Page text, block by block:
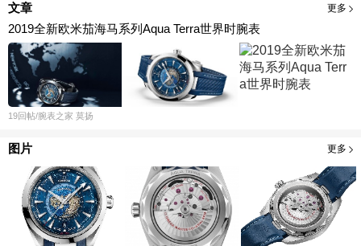
文章 更多
2019全新欧米茄海马系列Aqua Terra世界时腕表
19回帖/腕表之家 莫扬
图片 更多